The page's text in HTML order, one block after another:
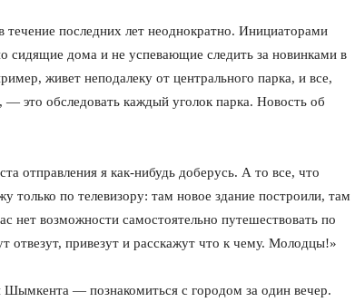
последних лет неоднократно. Инициаторами
сидящие дома и не успевающие следить за новинками в
живет неподалеку от центрального парка, и все,
это обследовать каждый уголок парка. Новость об
отправления я как-нибудь доберусь. А то все, что
только по телевизору: там новое здание построили, там
нет возможности самостоятельно путешествовать по
привезут и расскажут что к чему. Молодцы!»
Шымкента — познакомиться с городом за один вечер.